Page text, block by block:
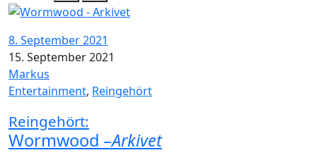
8. September 2021
15. September 2021
Markus
Entertainment, Reingehört
Reingehört:
Wormwood –Arkivet